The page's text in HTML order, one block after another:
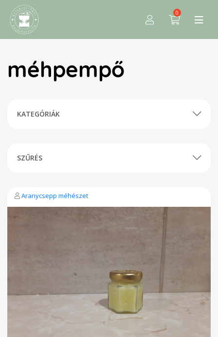
0
méhpempő
KATEGÓRIÁK
SZŰRÉS
Aranycsepp méhészet